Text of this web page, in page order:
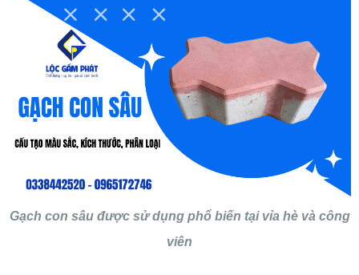
Gạch con sâu được sử dụng phổ biến tại vỉa hè và công
viên